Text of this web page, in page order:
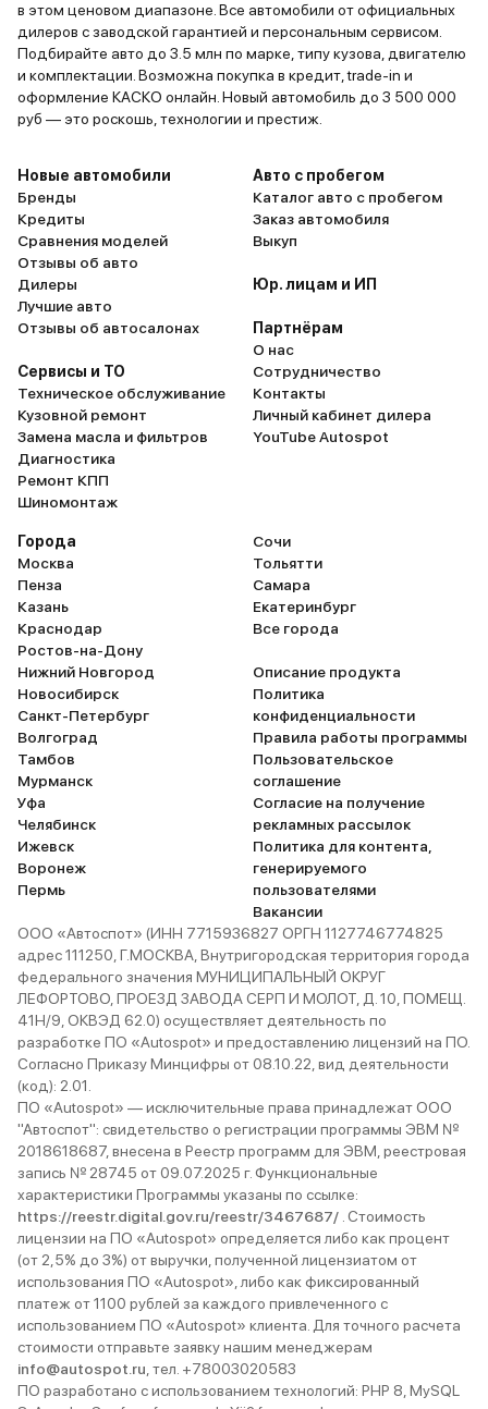
в этом ценовом диапазоне. Все автомобили от официальных
дилеров с заводской гарантией и персональным сервисом.
Подбирайте авто до 3.5 млн по марке, типу кузова, двигателю
и комплектации. Возможна покупка в кредит, trade-in и
оформление КАСКО онлайн. Новый автомобиль до 3 500 000
руб — это роскошь, технологии и престиж.
Новые автомобили
Бренды
Кредиты
Сравнения моделей
Отзывы об авто
Дилеры
Лучшие авто
Отзывы об автосалонах
Сервисы и ТО
Техническое обслуживание
Кузовной ремонт
Замена масла и фильтров
Диагностика
Ремонт КПП
Шиномонтаж
Авто с пробегом
Каталог авто с пробегом
Заказ автомобиля
Выкуп
Юр. лицам и ИП
Партнёрам
О нас
Сотрудничество
Контакты
Личный кабинет дилера
YouTube Autospot
Города
Москва
Пенза
Казань
Краснодар
Ростов-на-Дону
Нижний Новгород
Новосибирск
Санкт-Петербург
Волгоград
Тамбов
Мурманск
Уфа
Челябинск
Ижевск
Воронеж
Пермь
Сочи
Тольятти
Самара
Екатеринбург
Все города
Описание продукта
Политика
конфиденциальности
Правила работы программы
Пользовательское
соглашение
Согласие на получение
рекламных рассылок
Политика для контента,
генерируемого
пользователями
Вакансии
ООО «Автоспот» (ИНН 7715936827 ОРГН 1127746774825
адрес 111250, Г.МОСКВА, Внутригородская территория города
федерального значения МУНИЦИПАЛЬНЫЙ ОКРУГ
ЛЕФОРТОВО, ПРОЕЗД ЗАВОДА СЕРП И МОЛОТ, Д. 10, ПОМЕЩ.
41Н/9, ОКВЭД 62.0) осуществляет деятельность по
разработке ПО «Autospot» и предоставлению лицензий на ПО.
Согласно Приказу Минцифры от 08.10.22, вид деятельности
(код): 2.01.
ПО «Autospot» — исключительные права принадлежат ООО
"Автоспот": свидетельство о регистрации программы ЭВМ №
2018618687, внесена в Реестр программ для ЭВМ, реестровая
запись № 28745 от 09.07.2025 г. Функциональные
характеристики Программы указаны по ссылке:
https://reestr.digital.gov.ru/reestr/3467687/ . Стоимость
лицензии на ПО «Autospot» определяется либо как процент
(от 2,5% до 3%) от выручки, полученной лицензиатом от
использования ПО «Autospot», либо как фиксированный
платеж от 1100 рублей за каждого привлеченного с
использованием ПО «Autospot» клиента. Для точного расчета
стоимости отправьте заявку нашим менеджерам
info@autospot.ru , тел. +78003020583
ПО разработано с использованием технологий: PHP 8, MySQL